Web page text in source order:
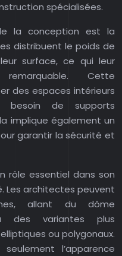
spécialisées.
la conception est la
distribuent le poids de
surface, ce qui leur
Cette
des espaces intérieurs
besoin de supports
implique également un
garantir la sécurité et
rôle essentiel dans son
Les architectes peuvent
allant du dôme
des variantes plus
ou polygonaux.
l’apparence